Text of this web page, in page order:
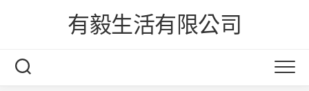
有毅生活有限公司